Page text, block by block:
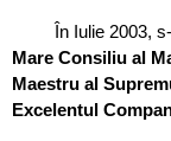
În Iulie 2003,
Mare Consiliu al
Maestru al
Excelentul